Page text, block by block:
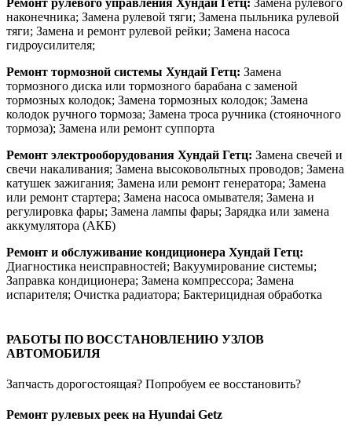
наконечника; Замена рулевой тяги; Замена пыльника рулевой
тяги; Замена и ремонт рулевой рейки; Замена насоса
гидроусилителя;
Ремонт тормозной системы Хундай Гетц: Замена
тормозного диска или тормозного барабана с заменой
тормозных колодок; Замена тормозных колодок; Замена
колодок ручного тормоза; Замена троса ручника (стояночного
тормоза); Замена или ремонт суппорта
Ремонт электрооборудования Хундай Гетц: Замена свечей и
свечи накаливания; Замена высоковольтных проводов; Замена
катушек зажигания; Замена или ремонт генератора; Замена
или ремонт стартера; Замена насоса омывателя; Замена и
регулировка фары; Замена лампы фары; Зарядка или замена
аккумулятора (АКБ)
Ремонт и обслуживание кондиционера Хундай Гетц:
Диагностика неисправностей; Вакуумирование системы;
Заправка кондиционера; Замена компрессора; Замена
испарителя; Очистка радиатора; Бактерицидная обработка
РАБОТЫ ПО ВОССТАНОВЛЕНИЮ УЗЛОВ
АВТОМОБИЛЯ
Запчасть дорогостоящая? Попробуем ее восстановить?
Ремонт рулевых реек на Hyundai Getz